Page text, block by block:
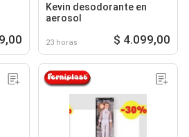
Kevin desodorante en
aerosol
23 horas $ 4.099,00